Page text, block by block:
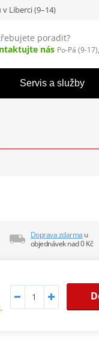
v Liberci (9–14)
poradit?
nás Po-Pá (9-
Servis a služby
Doprava zdarma u
objednávek nad 0 Kč